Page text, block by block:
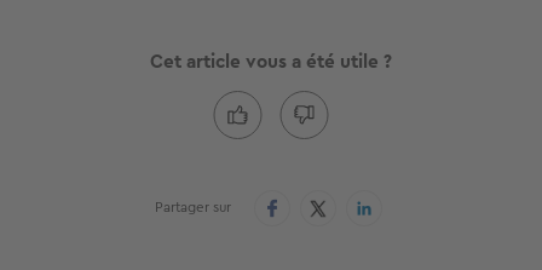
Cet article vous a été utile ?
Partager sur